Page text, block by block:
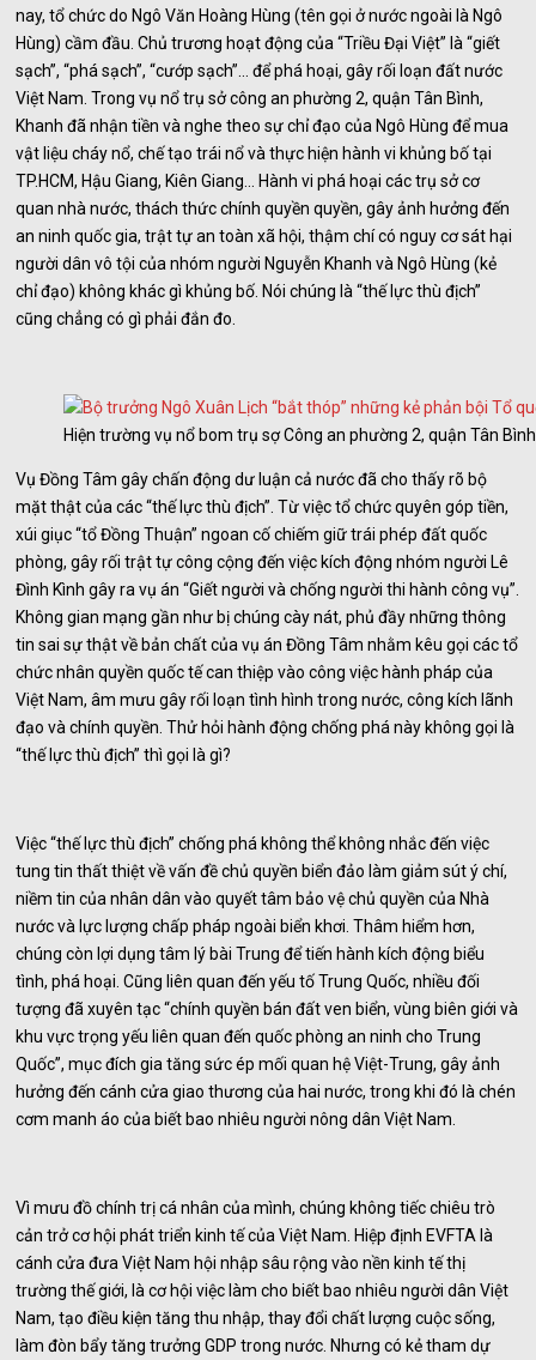
nay, tổ chức do Ngô Văn Hoàng Hùng (tên gọi ở nước ngoài là Ngô
Hùng) cầm đầu. Chủ trương hoạt động của “Triều Đại Việt” là “giết
sạch”, “phá sạch”, “cướp sạch”… để phá hoại, gây rối loạn đất nước
Việt Nam. Trong vụ nổ trụ sở công an phường 2, quận Tân Bình,
Khanh đã nhận tiền và nghe theo sự chỉ đạo của Ngô Hùng để mua
vật liệu cháy nổ, chế tạo trái nổ và thực hiện hành vi khủng bố tại
TP.HCM, Hậu Giang, Kiên Giang… Hành vi phá hoại các trụ sở cơ
quan nhà nước, thách thức chính quyền quyền, gây ảnh hưởng đến
an ninh quốc gia, trật tự an toàn xã hội, thậm chí có nguy cơ sát hại
người dân vô tội của nhóm người Nguyễn Khanh và Ngô Hùng (kẻ
chỉ đạo) không khác gì khủng bố. Nói chúng là “thế lực thù địch”
cũng chẳng có gì phải đắn đo.
Hiện trường vụ nổ bom trụ sợ Công an phường 2, quận Tân
Vụ Đồng Tâm gây chấn động dư luận cả nước đã cho thấy rõ bộ
mặt thật của các “thế lực thù địch”. Từ việc tổ chức quyên góp tiền,
xúi giục “tổ Đồng Thuận” ngoan cố chiếm giữ trái phép đất quốc
phòng, gây rối trật tự công cộng đến việc kích động nhóm người Lê
Đình Kình gây ra vụ án “Giết người và chống người thi hành công vụ”.
Không gian mạng gần như bị chúng cày nát, phủ đầy những thông
tin sai sự thật về bản chất của vụ án Đồng Tâm nhằm kêu gọi các tổ
chức nhân quyền quốc tế can thiệp vào công việc hành pháp của
Việt Nam, âm mưu gây rối loạn tình hình trong nước, công kích lãnh
đạo và chính quyền. Thử hỏi hành động chống phá này không gọi là
“thế lực thù địch” thì gọi là gì?
Việc “thế lực thù địch” chống phá không thể không nhắc đến việc
tung tin thất thiệt về vấn đề chủ quyền biển đảo làm giảm sút ý chí,
niềm tin của nhân dân vào quyết tâm bảo vệ chủ quyền của Nhà
nước và lực lượng chấp pháp ngoài biển khơi. Thâm hiểm hơn,
chúng còn lợi dụng tâm lý bài Trung để tiến hành kích động biểu
tình, phá hoại. Cũng liên quan đến yếu tố Trung Quốc, nhiều đối
tượng đã xuyên tạc “chính quyền bán đất ven biển, vùng biên giới và
khu vực trọng yếu liên quan đến quốc phòng an ninh cho Trung
Quốc”, mục đích gia tăng sức ép mối quan hệ Việt-Trung, gây ảnh
hưởng đến cánh cửa giao thương của hai nước, trong khi đó là chén
cơm manh áo của biết bao nhiêu người nông dân Việt Nam.
Vì mưu đồ chính trị cá nhân của mình, chúng không tiếc chiêu trò
cản trở cơ hội phát triển kinh tế của Việt Nam. Hiệp định EVFTA là
cánh cửa đưa Việt Nam hội nhập sâu rộng vào nền kinh tế thị
trường thế giới, là cơ hội việc làm cho biết bao nhiêu người dân Việt
Nam, tạo điều kiện tăng thu nhập, thay đổi chất lượng cuộc sống,
làm đòn bẩy tăng trưởng GDP trong nước. Nhưng có kẻ tham dự